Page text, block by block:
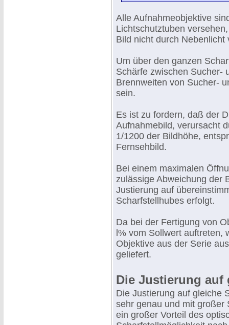
Alle Aufnahmeobjektive
Lichtschutztuben
Bild nicht durch Nebenlicht
Um über den ganzen
Schärfe zwischen Sucher-
Brennweiten von Sucher-
sein.
Es ist zu fordern, daß der
Aufnahmebild, verursacht
1/1200 der Bildhöhe,
Fernsehbild.
Bei einem maximalen
zulässige Abweichung der
Justierung auf
Scharfstellhubes erfolgt.
Da bei der Fertigung von
l% vom Sollwert auftreten,
Objektive aus der Serie
geliefert.
Die Justierung auf
Die Justierung auf gleiche
sehr genau und mit großer
ein großer Vorteil des